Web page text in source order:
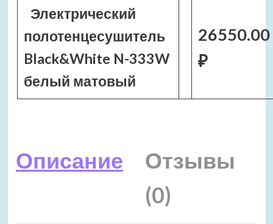
Электрический
полотенцесушитель
Black&White N-333W
белый матовый
26550.00
₽
Описание
Отзывы
(0)